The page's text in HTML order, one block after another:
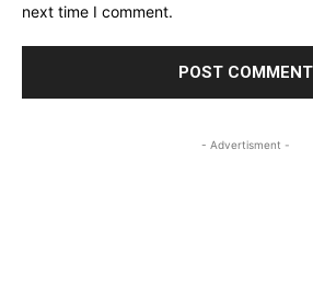
next time I comment.
- Advertisment -